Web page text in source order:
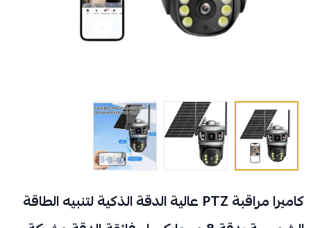
كاميرا مراقبة PTZ عالية الدقة الذكية لتنبيه الطاقة